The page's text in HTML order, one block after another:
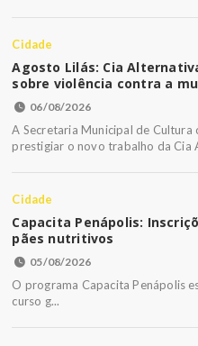
Cidade
Agosto Lilás: Cia
sobre violência contra a
06/08/2026
A Secretaria Municipal de
prestigiar o novo trabalho da Cia
Cidade
Capacita Penápolis:
pães nutritivos
05/08/2026
O programa Capacita Penápolis
curso g...